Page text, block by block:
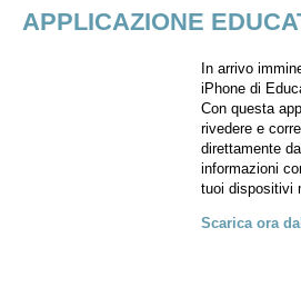
APPLICAZIONE
In arrivo
iPhone di
Con questa
rivedere e
direttamente
informazioni
tuoi dispositivi
Scarica ora